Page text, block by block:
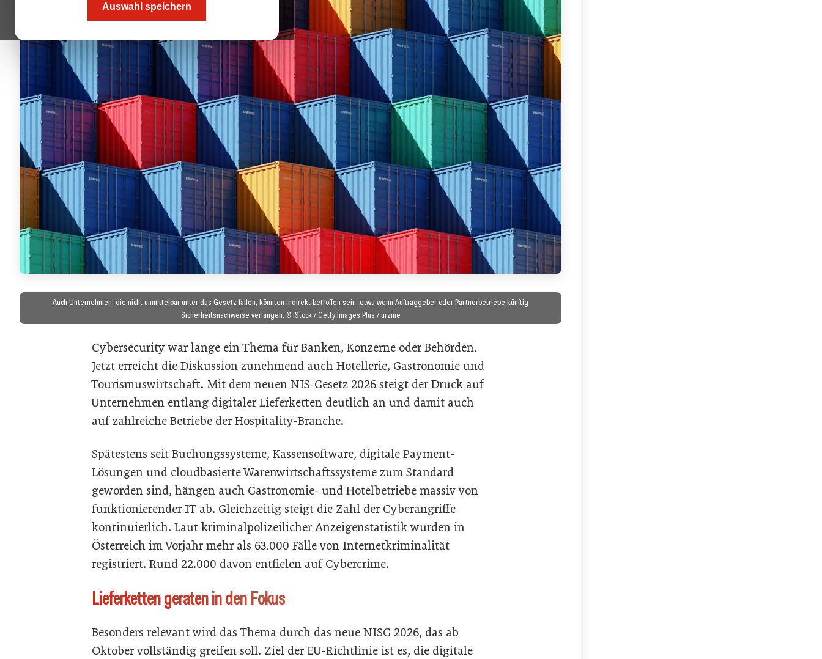
Auswahl speichern
Auch Unternehmen, die nicht unmittelbar unter das Gesetz fallen, könnten indirekt betroffen sein, etwa wenn Auftraggeber oder Partnerbetriebe künftig
Sicherheitsnachweise verlangen. © iStock / Getty Images Plus / urzine
Cybersecurity war lange ein Thema für Banken, Konzerne oder Behörden.
Jetzt erreicht die Diskussion zunehmend auch Hotellerie, Gastronomie und
Tourismuswirtschaft. Mit dem neuen NIS-Gesetz 2026 steigt der Druck auf
Unternehmen entlang digitaler Lieferketten deutlich an und damit auch
auf zahlreiche Betriebe der Hospitality-Branche.
Spätestens seit Buchungssysteme, Kassensoftware, digitale Payment-
Lösungen und cloudbasierte Warenwirtschaftssysteme zum Standard
geworden sind, hängen auch Gastronomie- und Hotelbetriebe massiv von
funktionierender IT ab. Gleichzeitig steigt die Zahl der Cyberangriffe
kontinuierlich. Laut kriminalpolizeilicher Anzeigenstatistik wurden in
Österreich im Vorjahr mehr als 63.000 Fälle von Internetkriminalität
registriert. Rund 22.000 davon entfielen auf Cybercrime.
Lieferketten geraten in den Fokus
Besonders relevant wird das Thema durch das neue NISG 2026, das ab
Oktober vollständig greifen soll. Ziel der EU-Richtlinie ist es, die digitale